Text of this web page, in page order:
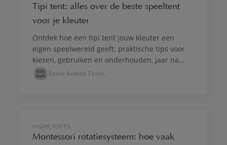
Tipi tent: alles over de beste speeltent
voor je kleuter
Ontdek hoe een tipi tent jouw kleuter een
eigen speelwereld geeft: praktische tips voor
kiezen, gebruiken en onderhouden, jaar na
jaar.Petite Amélie Team,
HIGHLIGHTS
Montessori rotatiesysteem: hoe vaak